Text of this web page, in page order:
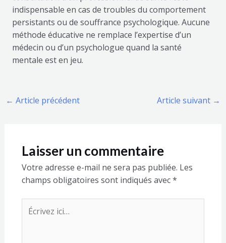
indispensable en cas de troubles du comportement
persistants ou de souffrance psychologique. Aucune
méthode éducative ne remplace l’expertise d’un
médecin ou d’un psychologue quand la santé
mentale est en jeu.
← Article précédent Article suivant →
Laisser un commentaire
Votre adresse e-mail ne sera pas publiée. Les
champs obligatoires sont indiqués avec*
Écrivez
ici…